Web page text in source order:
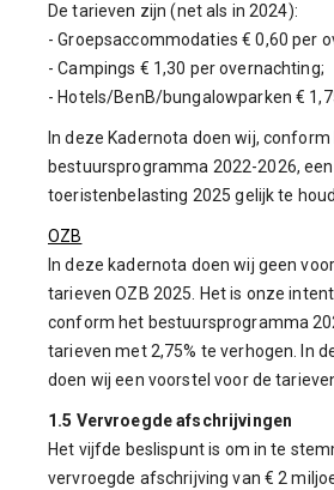
De tarieven zijn (net als in 2024):
- Groepsaccommodaties € 0,60 per
- Campings € 1,30 per overnachting;
- Hotels/BenB/bungalowparken €
In deze Kadernota doen wij, conform
bestuursprogramma 2022-2026,
toeristenbelasting 2025 gelijk te
OZB
In deze kadernota doen wij geen
tarieven OZB 2025. Het is onze
conform het bestuursprogramma
tarieven met 2,75% te verhogen. In
doen wij een voorstel voor de
1.5 Vervroegde afschrijvingen
Het vijfde beslispunt is om in te
vervroegde afschrijving van € 2